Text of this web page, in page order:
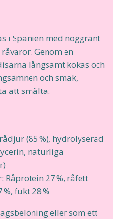
i Spanien med noggrant
Genom en
långsamt kokas och
och smak,
att smälta.
(85 %), hydrolyserad
naturliga
Råprotein 27 %, råfett
%, fukt 28 %
eller som ett